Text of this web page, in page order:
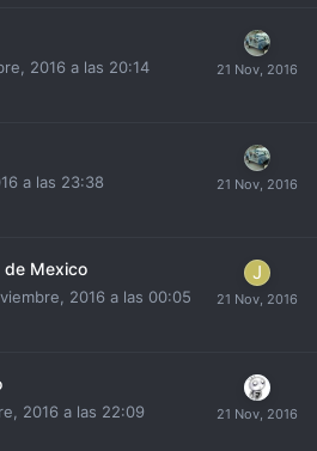
2016 a las 20:14
a las 23:38
de Mexico
2016 a las 00:05
2016 a las 22:09